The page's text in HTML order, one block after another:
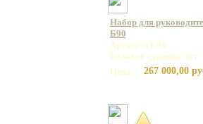
Набор для
Б90
Артикул: Б90
Базовая единица: шт
Цена:
267 000,00